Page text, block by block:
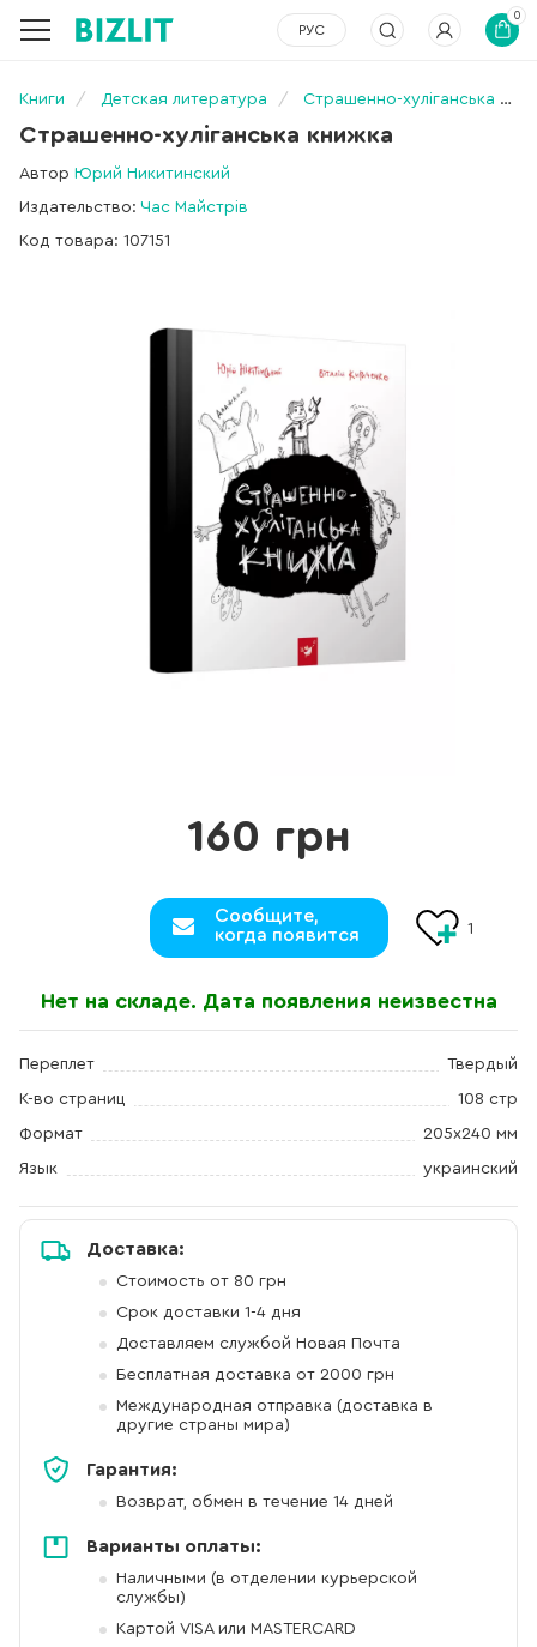
РУС
0
Книги Детская литература Страшенно-хуліганська книжка
Страшенно-хуліганська книжка
Автор Юрий Никитинский
Издательство: Час Майстрів
Код товара: 107151
160 грн
Сообщите,
когда появится
1
Нет на складе. Дата появления неизвестна
Переплет Твердый
К-во страниц 108 стр
Формат 205х240 мм
Язык украинский
Доставка:
Стоимость от 80 грн
Срок доставки 1-4 дня
Доставляем службой Новая Почта
Бесплатная доставка от 2000 грн
Международная отправка (доставка в
другие страны мира)
Гарантия:
Возврат, обмен в течение 14 дней
Варианты оплаты:
Наличными (в отделении курьерской
службы)
Картой VISA или MASTERCARD